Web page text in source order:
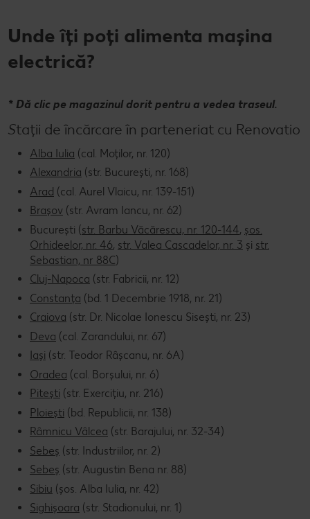
Unde îți poți alimenta mașina
electrică?
* Dă clic pe magazinul dorit pentru a vedea traseul.
Stații de încărcare în parteneriat cu Renovatio
Alba Iulia (cal. Moților, nr. 120)
Alexandria (str. București, nr. 168)
Arad (cal. Aurel Vlaicu, nr. 139-151)
Brașov (str. Avram Iancu, nr. 62)
București (str. Barbu Văcărescu, nr. 120-144, șos.
Orhideelor, nr. 46, str. Valea Cascadelor, nr. 3 și str.
Sebastian, nr 88C)
Cluj-Napoca (str. Fabricii, nr. 12)
Constanța (bd. 1 Decembrie 1918, nr. 21)
Craiova (str. Dr. Nicolae Ionescu Sisești, nr. 23)
Deva (cal. Zarandului, nr. 67)
Iași (str. Teodor Râșcanu, nr. 6A)
Oradea (cal. Borșului, nr. 6)
Pitești (str. Exercițiu, nr. 216)
Ploiești (bd. Republicii, nr. 138)
Râmnicu Vâlcea (str. Barajului, nr. 32-34)
Sebeș (str. Industriilor, nr. 2)
Sebeș (str. Augustin Bena nr. 88)
Sibiu (șos. Alba Iulia, nr. 42)
Sighișoara (str. Stadionului, nr. 1)